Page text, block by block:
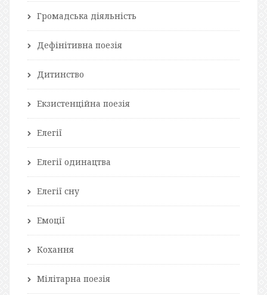
Громадська діяльність
Дефінітивна поезія
Дитинство
Екзистенційна поезія
Елегії
Елегії одинацтва
Елегії сну
Емоції
Кохання
Мілітарна поезія